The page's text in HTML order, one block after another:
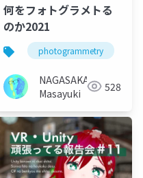
ue-beginner
何をフォトグラメトる
のか2021
photogrammetry
NAGASAKA
Masayuki
528